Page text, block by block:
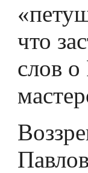
что
слов